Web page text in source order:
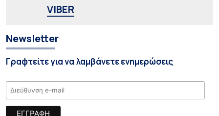
VIBER
Newsletter
Γραφτείτε για να λαμβάνετε ενημερώσεις